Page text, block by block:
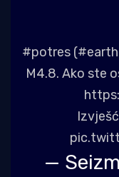
#potres (
M4.8. Ako ste
—